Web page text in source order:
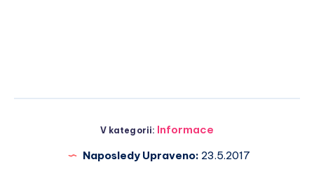
V kategorii: Informace
Naposledy Upraveno: 23.5.2017